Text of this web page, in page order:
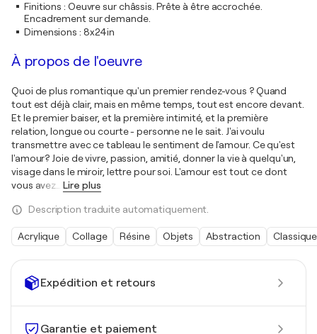
Expédition et retours
Garantie et paiement
Finitions : Oeuvre sur châssis. Prête à être accrochée.
Encadrement sur demande.
Dimensions : 8x24in
À propos de l'oeuvre
Quoi de plus romantique qu'un premier rendez-vous ? Quand
tout est déjà clair, mais en même temps, tout est encore devant.
Et le premier baiser, et la première intimité, et la première
relation, longue ou courte - personne ne le sait. J'ai voulu
transmettre avec ce tableau le sentiment de l'amour. Ce qu'est
l'amour? Joie de vivre, passion, amitié, donner la vie à quelqu'un,
visage dans le miroir, lettre pour soi. L'amour est tout ce dont
vous avez… Lire plus
Description traduite automatiquement.
Acrylique Collage Résine Objets Abstraction Classique